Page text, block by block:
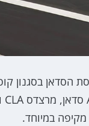
במיוחד.